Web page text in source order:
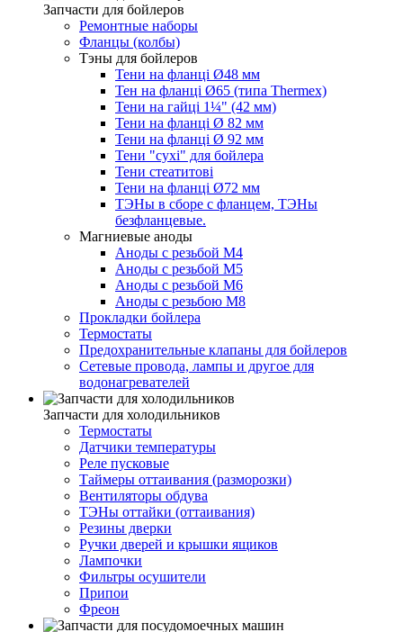
Запчасти для бойлеров
Ремонтные наборы
Фланцы (колбы)
Тэны для бойлеров
Тени на фланці Ø48 мм
Тен на фланці Ø65 (типа Thermex)
Тени на гайці 1¼" (42 мм)
Тени на фланці Ø 82 мм
Тени на фланці Ø 92 мм
Тени "сухі" для бойлера
Тени стеатитові
Тени на фланці Ø72 мм
ТЭНы в сборе с фланцем, ТЭНы
безфланцевые.
Магниевые аноды
Аноды с резьбой М4
Аноды с резьбой М5
Аноды с резьбой М6
Аноды с резьбою М8
Прокладки бойлера
Термостаты
Предохранительные клапаны для бойлеров
Сетевые провода, лампы и другое для
водонагревателей
Запчасти для холодильников
Термостаты
Датчики температуры
Реле пусковые
Таймеры оттаивания (разморозки)
Вентиляторы обдува
ТЭНы оттайки (оттаивания)
Резины дверки
Ручки дверей и крышки ящиков
Лампочки
Фильтры осушители
Припои
Фреон